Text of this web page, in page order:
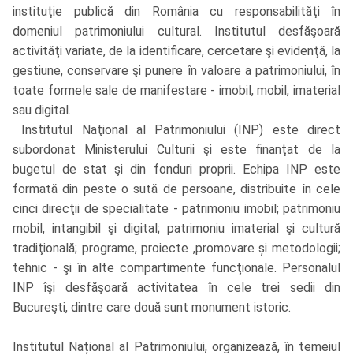
instituţie publică din România cu responsabilităţi în
domeniul patrimoniului cultural. Institutul desfăşoară
activităţi variate, de la identificare, cercetare şi evidenţă, la
gestiune, conservare şi punere în valoare a patrimoniului, în
toate formele sale de manifestare - imobil, mobil, imaterial
sau digital.
Institutul Naţional al Patrimoniului (INP) este direct
subordonat Ministerului Culturii şi este finanţat de la
bugetul de stat şi din fonduri proprii. Echipa INP este
formată din peste o sută de persoane, distribuite în cele
cinci direcţii de specialitate - patrimoniu imobil; patrimoniu
mobil, intangibil şi digital; patrimoniu imaterial şi cultură
tradiţională; programe, proiecte ,promovare și metodologii;
tehnic - şi în alte compartimente funcţionale. Personalul
INP îşi desfăşoară activitatea în cele trei sedii din
Bucureşti, dintre care două sunt monument istoric.
Institutul Național al Patrimoniului, organizează, în temeiul